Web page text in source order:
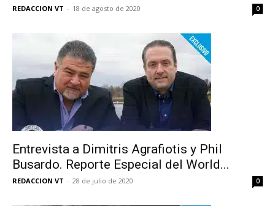
REDACCION VT - 18 de agosto de 2020 0
Entrevista a Dimitris Agrafiotis y Phil
Busardo. Reporte Especial del World...
REDACCION VT - 28 de julio de 2020 0